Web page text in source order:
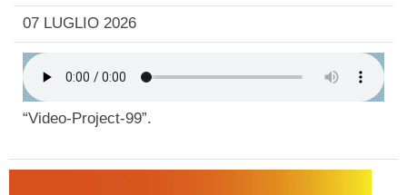
07 LUGLIO 2026
“Video-Project-99”.